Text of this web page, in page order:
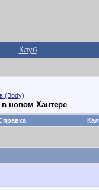
Клуб
(Body)
новом Хантере